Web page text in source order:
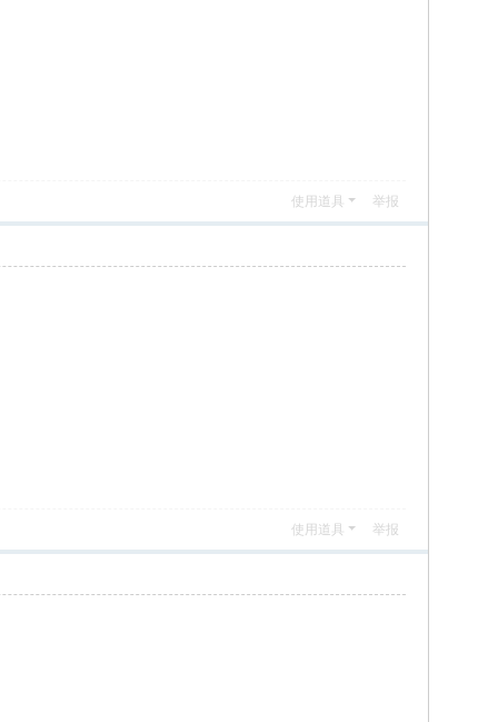
使用道具 举报
使用道具 举报